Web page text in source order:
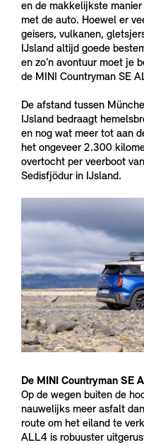
en de makkelijkste
met de auto. Hoewel er
geisers, vulkanen,
IJsland altijd goede
en zo’n avontuur moet je
de MINI Countryman SE
De afstand tussen
IJsland bedraagt
en nog wat meer tot aan
het ongeveer 2.300
overtocht per veerboot
Sedisfjödur in IJsland.
De MINI Countryman SE
Op de wegen buiten de
nauwelijks meer asfalt
route om het eiland te
ALL4 is robuuster